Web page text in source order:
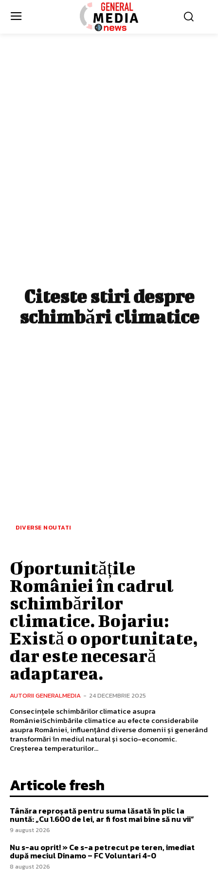
Citeste stiri despre
schimbări climatice
DIVERSE NOUTATI
Oportunitățile
României în cadrul
schimbărilor
climatice. Bojariu:
Există o oportunitate,
dar este necesară
adaptarea.
AUTORII GENERALMEDIA - 24 DECEMBRIE 2025
Consecințele schimbărilor climatice asupra
RomânieiSchimbările climatice au efecte considerabile
asupra României, influențând diverse domenii și generând
transformări în mediul natural și socio-economic.
Creșterea temperaturilor...
Articole fresh
Tânăra reproșată pentru suma lăsată în plic la
nuntă: „Cu 1.600 de lei, ar fi fost mai bine să nu vii”
9 august 2026
Nu s-au oprit! » Ce s-a petrecut pe teren, imediat
după meciul Dinamo – FC Voluntari 4-0
8 august 2026